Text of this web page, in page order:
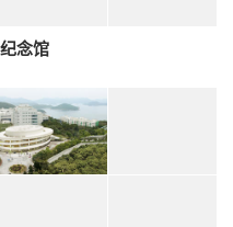
纪念馆